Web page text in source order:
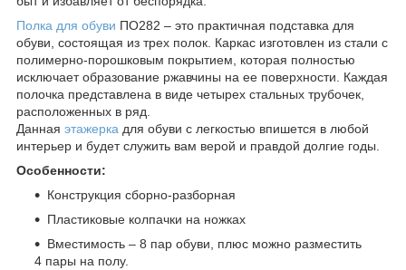
Полка для обуви ПО282 – это практичная подставка для
обуви, состоящая из трех полок. Каркас изготовлен из стали с
полимерно-порошковым покрытием, которая полностью
исключает образование ржавчины на ее поверхности. Каждая
полочка представлена в виде четырех стальных трубочек,
расположенных в ряд.
Данная этажерка для обуви с легкостью впишется в любой
интерьер и будет служить вам верой и правдой долгие годы.
Особенности:
Конструкция сборно-разборная
Пластиковые колпачки на ножках
Вместимость – 8 пар обуви, плюс можно разместить
4 пары на полу.